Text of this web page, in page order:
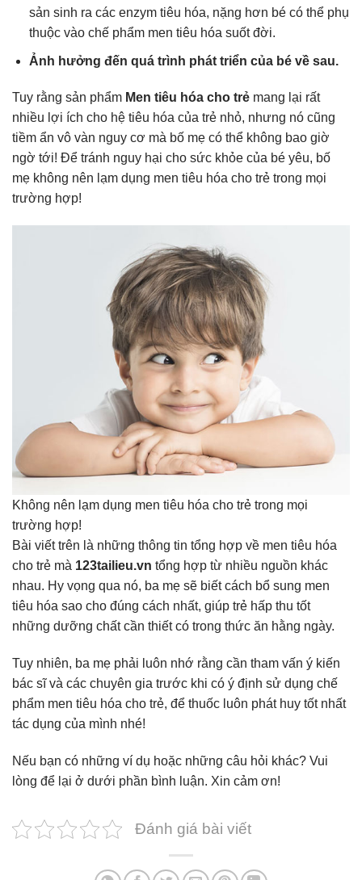
sản sinh ra các enzym tiêu hóa, nặng hơn bé có thể phụ
thuộc vào chế phẩm men tiêu hóa suốt đời.
Ảnh hưởng đến quá trình phát triển của bé về sau.
Tuy rằng sản phẩm Men tiêu hóa cho trẻ mang lại rất
nhiều lợi ích cho hệ tiêu hóa của trẻ nhỏ, nhưng nó cũng
tiềm ẩn vô vàn nguy cơ mà bố mẹ có thể không bao giờ
ngờ tới! Để tránh nguy hại cho sức khỏe của bé yêu, bố
mẹ không nên lạm dụng men tiêu hóa cho trẻ trong mọi
trường hợp!
Không nên lạm dụng men tiêu hóa cho trẻ trong mọi
trường hợp!
Bài viết trên là những thông tin tổng hợp về men tiêu hóa
cho trẻ mà 123tailieu.vn tổng hợp từ nhiều nguồn khác
nhau. Hy vọng qua nó, ba mẹ sẽ biết cách bổ sung men
tiêu hóa sao cho đúng cách nhất, giúp trẻ hấp thu tốt
những dưỡng chất cần thiết có trong thức ăn hằng ngày.
Tuy nhiên, ba mẹ phải luôn nhớ rằng cần tham vấn ý kiến
bác sĩ và các chuyên gia trước khi có ý định sử dụng chế
phẩm men tiêu hóa cho trẻ, để thuốc luôn phát huy tốt nhất
tác dụng của mình nhé!
Nếu bạn có những ví dụ hoặc những câu hỏi khác? Vui
lòng để lại ở dưới phần bình luận. Xin cảm ơn!
Đánh giá bài viết